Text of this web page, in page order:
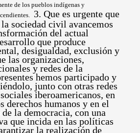
de los pueblos indígenas y
3. Que es urgente que
sociedad civil avancemos
del actual
que produce
desigualdad, exclusión y
las organizaciones,
y redes de la
hemos participado y
junto con otras redes
iberoamericanos, en
derechos humanos y en el
la democracia, con una
que incida en las políticas
la realización de